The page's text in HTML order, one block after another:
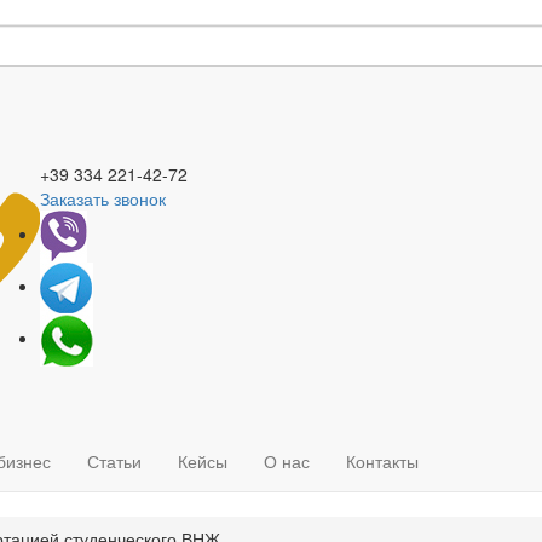
+39 334 221-42-72
Заказать звонок
Статьи Кейсы О нас Контакты